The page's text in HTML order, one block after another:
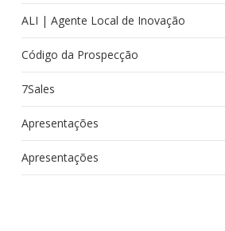
ALI | Agente Local de Inovação
Código da Prospecção
7Sales
Apresentações
Apresentações